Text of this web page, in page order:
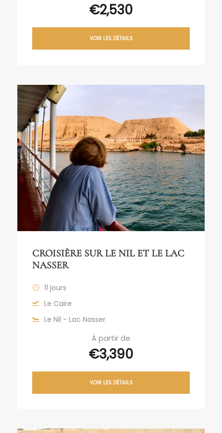
€2,530
VOIR LES DÉTAILS
CROISIÈRE SUR LE NIL ET LE LAC
NASSER
11 jours
Le Caire
Le Nil - Lac Nasser
À partir de
€3,390
VOIR LES DÉTAILS